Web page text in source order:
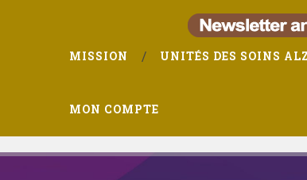
MISSION UNITÉS DES SOINS
MON COMPTE